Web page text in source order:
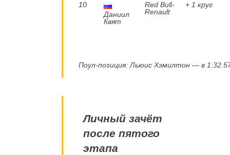
10
Даниил
Квят
Red Bull-
Renault
+ 1 круг
Поул-позиция: Льюис Хэмилтон — в
Личный зачёт
после пятого
этапа